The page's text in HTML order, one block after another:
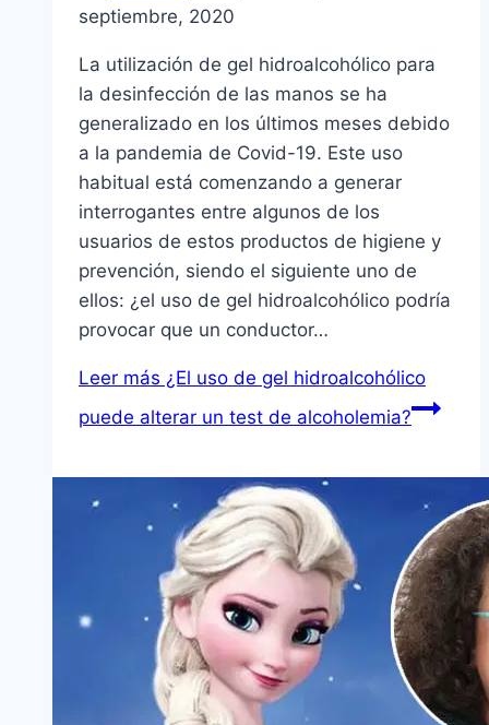
septiembre, 2020
La utilización de gel hidroalcohólico para
la desinfección de las manos se ha
generalizado en los últimos meses debido
a la pandemia de Covid-19. Este uso
habitual está comenzando a generar
interrogantes entre algunos de los
usuarios de estos productos de higiene y
prevención, siendo el siguiente uno de
ellos: ¿el uso de gel hidroalcohólico podría
provocar que un conductor…
Leer más ¿El uso de gel hidroalcohólico
puede alterar un test de alcoholemia?